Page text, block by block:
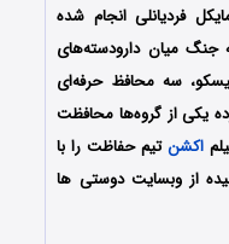
فردیانلی انجام شده
جنگ میان دارودسته‌های
سه محافظ حرفه‌ای
یکی از گروه‌ها محافظت
اکشنتیم حفاظت را با
از وبسایت دوستی ها